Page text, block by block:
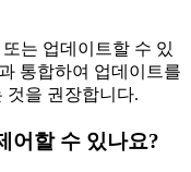
는 업데이트할 수 있
통합하여 업데이트를
것을 권장합니다.
어할 수 있나요?